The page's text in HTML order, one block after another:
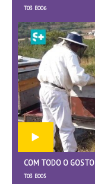
T03 E006
COM TODO O GOSTO
T03 E005